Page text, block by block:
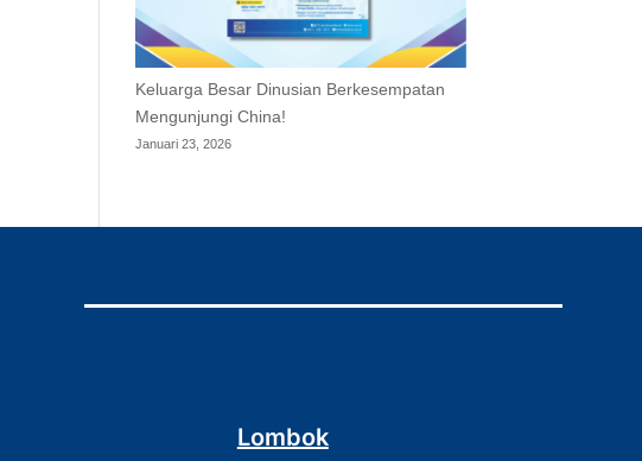
Keluarga Besar Dinusian Berkesempatan
Mengunjungi China!
Januari 23, 2026
Lombok